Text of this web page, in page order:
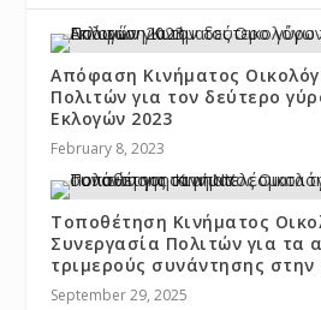
Απόφαση Κινήματος
Πολιτών για τον δεύτερο
Εκλογών 2023
February 8, 2023
Τοποθέτηση Κινήματος
Συνεργασία Πολιτών για τα
τριμερούς συνάντησης στην
September 29, 2025